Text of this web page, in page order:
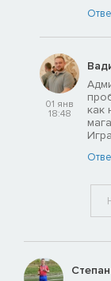
01 янв
18:48
как